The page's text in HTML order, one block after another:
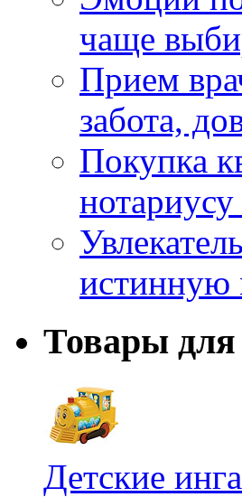
чаще
Прием
забота,
Покупка
истинную
Товары для
Детские